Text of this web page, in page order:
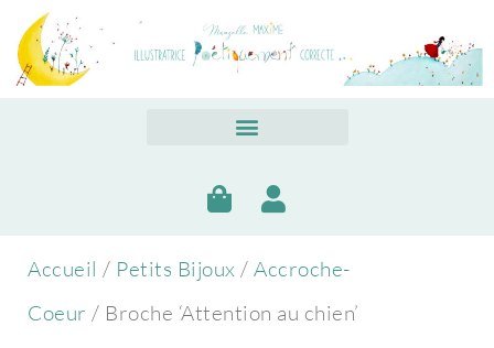
Accueil / Petits Bijoux / Accroche-
Coeur / Broche ‘Attention au chien’